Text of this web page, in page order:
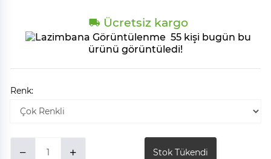
Ücretsiz kargo
55 kişi bugün bu
ürünü görüntüledi!
Renk:
Stok Tükendi